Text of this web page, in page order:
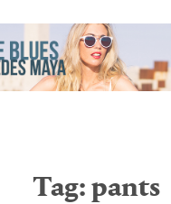
Tag: pants